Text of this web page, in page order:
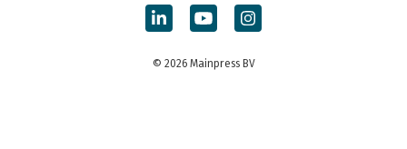
© 2026 Mainpress BV